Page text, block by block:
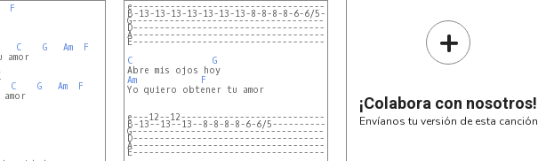
F
C G Am
F
C G Am
F
e---------------------------------------
B-13-13-13-13-13-13-13-8-8-8-8-6-6/5----
G---------------------------------------
D---------------------------------------
A---------------------------------------
E---------------------------------------
C
G
Am
F
Yo quiero obtener tu amor
e---12--12------------------------------
B-13--13--13--8-8-8-8-6-6/5-------------
G---------------------------------------
D---------------------------------------
A---------------------------------------
E---------------------------------------
+
¡Colabora con nosotros!
Envíanos tu versión de esta canción